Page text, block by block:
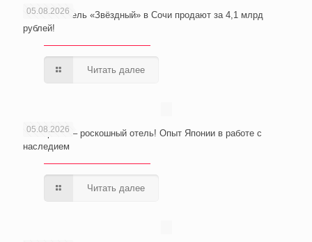
05.08.2026
Wellness-отель «Звёздный» в Сочи продают за 4,1 млрд
рублей!
Читать далее
05.08.2026
Из тюрьмы – роскошный отель! Опыт Японии в работе с
наследием
Читать далее